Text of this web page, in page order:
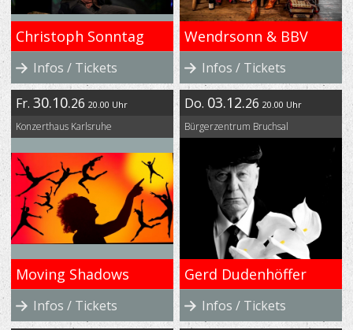
Christoph Sonntag
Infos / Tickets
Wendrsonn & BBV
Infos / Tickets
Fr.30.10.2620.00 Uhr
Konzerthaus Karlsruhe
Moving Shadows
Infos / Tickets
Do. 03.12.2620.00 Uhr
Bürgerzentrum Bruchsal
Gerd Dudenhöffer
Infos / Tickets